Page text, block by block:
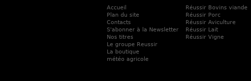
Accueil
Plan du site
Contacts
S'abonner à la Newsletter
Nos titres
Le groupe Reussir
La boutique
météo agricole
Réussir Bovins viande
Réussir Porc
Réussir Aviculture
Réussir Lait
Réussir Vigne